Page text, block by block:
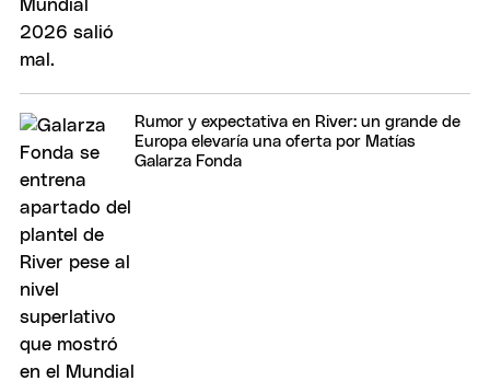
Rumor y expectativa en River: un grande de
Europa elevaría una oferta por Matías
Galarza Fonda